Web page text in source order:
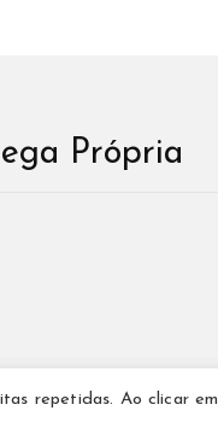
Própria
Reservados.
repetidas. Ao clicar em